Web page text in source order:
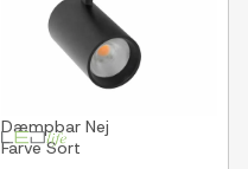
Dæmpbar Nej
FarveSort